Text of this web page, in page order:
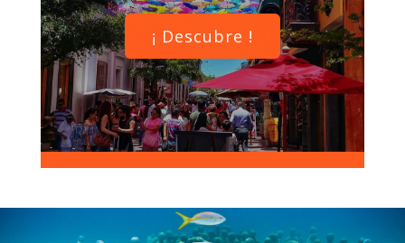
¡ Descubre !